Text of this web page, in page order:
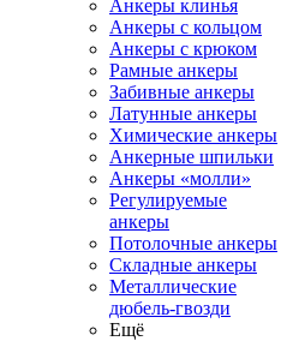
Анкеры клинья
Анкеры с кольцом
Анкеры с крюком
Рамные анкеры
Забивные анкеры
Латунные анкеры
Химические анкеры
Анкерные шпильки
Анкеры «молли»
Регулируемые
анкеры
Потолочные анкеры
Складные анкеры
Металлические
дюбель-гвозди
Ещё